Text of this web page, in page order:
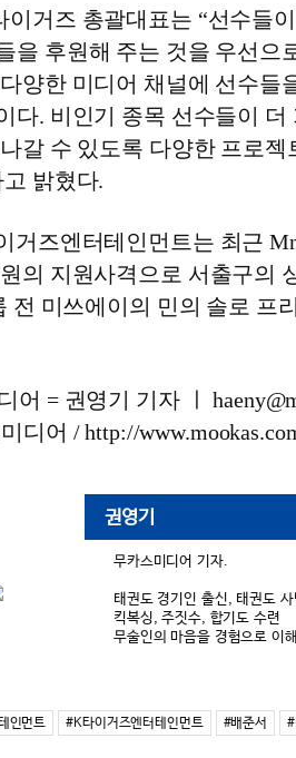
이거즈 총괄대표는 “선수들
을 후원해 주는 것을 우선으
양한 미디어 채널에 선수들
다. 비인기 종목 선수들이
갈 수 있도록 다양한 프로
밝혔다.
거즈엔터테인먼트는 최근
의 지원사격으로 서출구의
전 미쓰에이의 민의 솔로 프
어 = 권영기 기자 ㅣ
디어 / http://
권영기
무카스미디어 기자.
태권도 경기인 출신, 태권도
킥복싱, 주짓수, 합기도 수련
무술인의 마음을 경험으로 이
인먼트 #K타이거즈엔터테인먼트 #배준서 #